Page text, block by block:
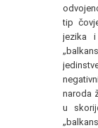
tip
jezika i
naroda
u